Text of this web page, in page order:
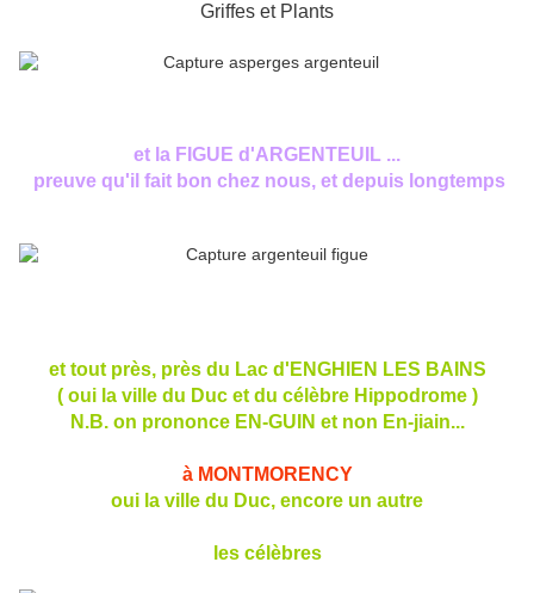
Griffes et Plants
et la FIGUE d'ARGENTEUIL ...
preuve qu'il fait bon chez nous, et depuis longtemps
et tout près, près du Lac d'ENGHIEN LES BAINS
( oui la ville du Duc et du célèbre Hippodrome )
N.B. on prononce EN-GUIN et non En-jiain...
à MONTMORENCY
oui la ville du Duc, encore un autre
les célèbres